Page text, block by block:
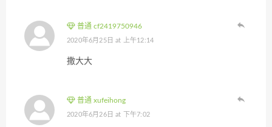
普通 cf2419750946
2020年6月25日 at 上午12:14
撒大大
普通 xufeihong
2020年6月26日 at 下午7:02